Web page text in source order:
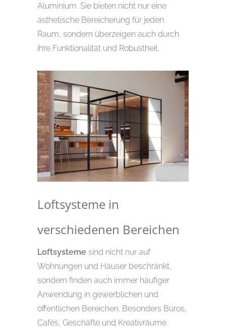
Aluminium. Sie bieten nicht nur eine
ästhetische Bereicherung für jeden
Raum, sondern überzeigen auch durch
ihre Funktionalität und Robustheit.
Loftsysteme in
verschiedenen Bereichen
Loftsysteme sind nicht nur auf
Wohnungen und Häuser beschränkt,
sondern finden auch immer häufiger
Anwendung in gewerblichen und
öffentlichen Bereichen. Besonders Büros,
Cafés, Geschäfte und Kreativräume